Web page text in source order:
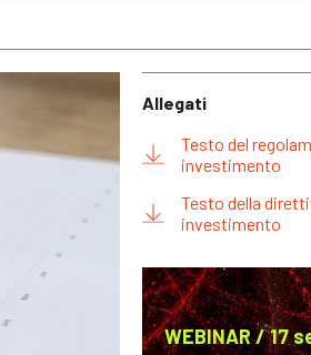
Allegati
Testo del
investimento
Testo della
investimento
WEBINAR / 17